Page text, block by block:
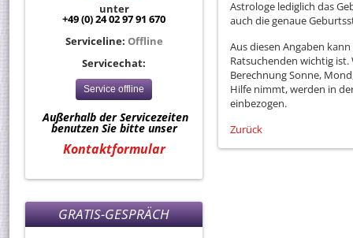
unter
+49 (0) 24 02 97 91 670
Serviceline: Offline
Servicechat:
Service offline
Außerhalb der Servicezeiten
benutzen Sie bitte unser
Kontaktformular
GRATIS-GESPRÄCH
Astrologe lediglich das
auch die genaue
Aus diesen Angaben
Ratsuchenden wichtig
Berechnung Sonne,
Hilfe nimmt, werden in
einbezogen.
Zurück